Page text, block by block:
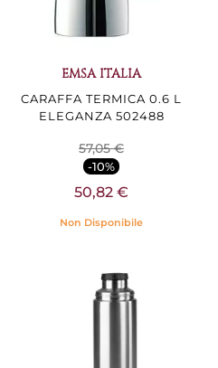
EMSA ITALIA
CARAFFA TERMICA 0.6 L
ELEGANZA 502488
57,05 €
-10%
50,82 €
Non Disponibile